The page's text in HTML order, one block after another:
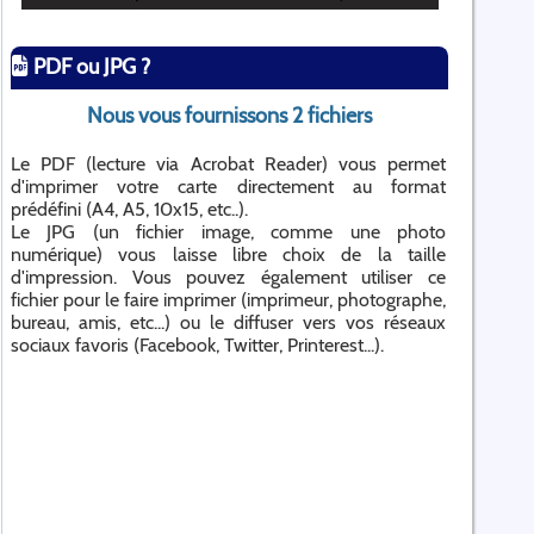
PDF ou JPG ?
Nous vous fournissons 2 fichiers
Le PDF (lecture via Acrobat Reader) vous permet
d'imprimer votre carte directement au format
prédéfini (A4, A5, 10x15, etc..).
Le JPG (un fichier image, comme une photo
numérique) vous laisse libre choix de la taille
d'impression. Vous pouvez également utiliser ce
fichier pour le faire imprimer (imprimeur, photographe,
bureau, amis, etc...) ou le diffuser vers vos réseaux
sociaux favoris (Facebook, Twitter, Printerest...).